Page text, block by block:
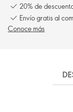
20% de
Envío gratis al
Conoce más